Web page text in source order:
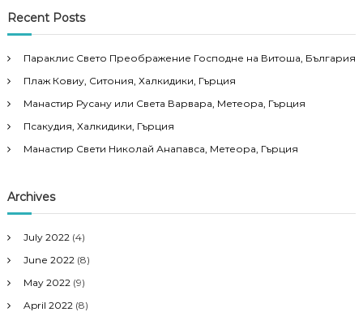
Recent Posts
Параклис Свето Преображение Господне на Витоша, България
Плаж Ковиу, Ситония, Халкидики, Гърция
Манастир Русану или Света Варвара, Метеора, Гърция
Псакудия, Халкидики, Гърция
Манастир Свети Николай Анапавса, Метеора, Гърция
Archives
July 2022 (4)
June 2022 (8)
May 2022 (9)
April 2022 (8)